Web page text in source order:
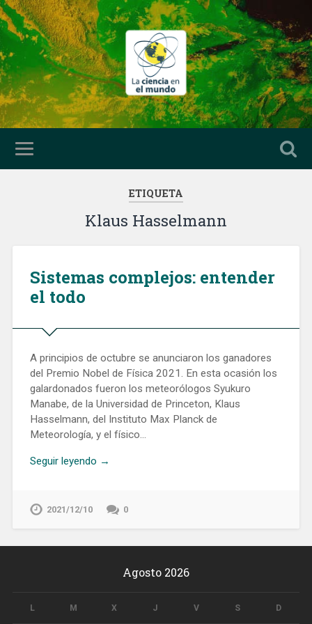
ETIQUETA
Klaus Hasselmann
Sistemas complejos: entender
el todo
A principios de octubre se anunciaron los ganadores
del Premio Nobel de Física 2021. En esta ocasión los
galardonados fueron los meteorólogos Syukuro
Manabe, de la Universidad de Princeton, Klaus
Hasselmann, del Instituto Max Planck de
Meteorología, y el físico…
Seguir leyendo →
2021/12/10 0
Agosto 2026
L M X J V S D